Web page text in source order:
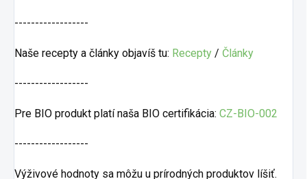
------------------
Naše recepty a články objavíš tu: Recepty / Články
------------------
Pre BIO produkt platí naša BIO certifikácia: CZ-BIO-002
------------------
Výživové hodnoty sa môžu u prírodných produktov líšiť.